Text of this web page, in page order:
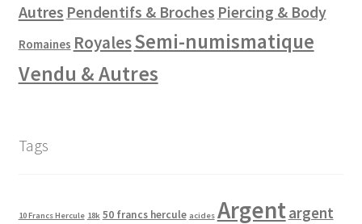
Autres Pendentifs & Broches Piercing & Body
Romaines RoyalesSemi-numismatique
Vendu & Autres
Tags
10 Francs Hercule 18k 50 francs hercule acides Argentargent